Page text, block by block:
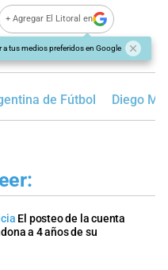
+ Agregar El Litoral en
a tus medios preferidos en Google
de Fútbol Diego
El posteo de la cuenta
a 4 años de su